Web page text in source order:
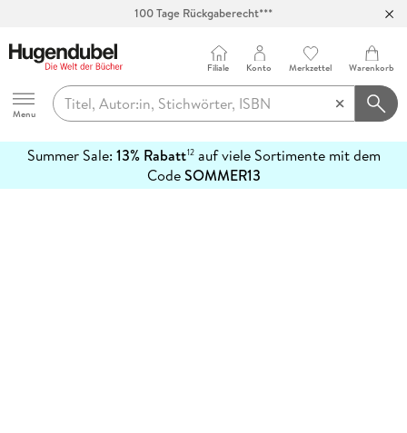
100 Tage Rückgaberecht***
Hugendubel
Menu
Filiale Konto Merkzettel Warenkorb
Summer Sale: 13% Rabatt12auf viele Sortimente mit dem
CodeSOMMER13
erfahren